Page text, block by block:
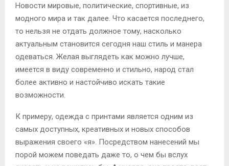
Новости мировые, политические, спортивные, из
модного мира и так далее. Что касается последнего,
то нельзя не отдать должное тому, насколько
актуальным становится сегодня наш стиль и манера
одеваться. Желая выглядеть как можно лучше,
имеется в виду современно и стильно, народ стал
более активно и настойчиво искать такие
возможности.
К примеру, одежда с принтами является одним из
самых доступных, креативных и новых способов
выражения своего «я». Посредством нанесений мы
порой можем поведать даже то, о чем бы вслух